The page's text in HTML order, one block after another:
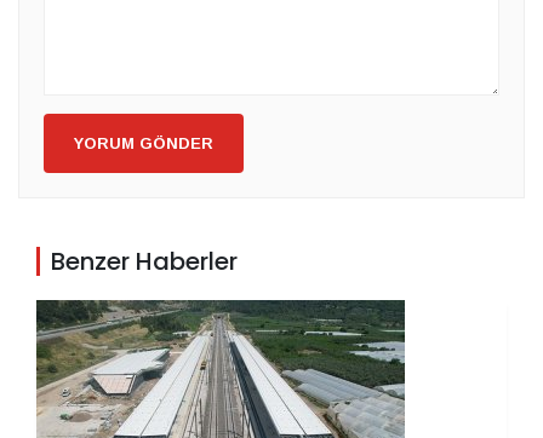
YORUM GÖNDER
Benzer Haberler